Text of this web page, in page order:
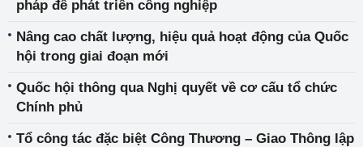
pháp để phát triển công nghiệp
Nâng cao chất lượng, hiệu quả hoạt động của Quốc
hội trong giai đoạn mới
Quốc hội thông qua Nghị quyết về cơ cấu tổ chức
Chính phủ
Tổ công tác đặc biệt Công Thương – Giao Thông lập